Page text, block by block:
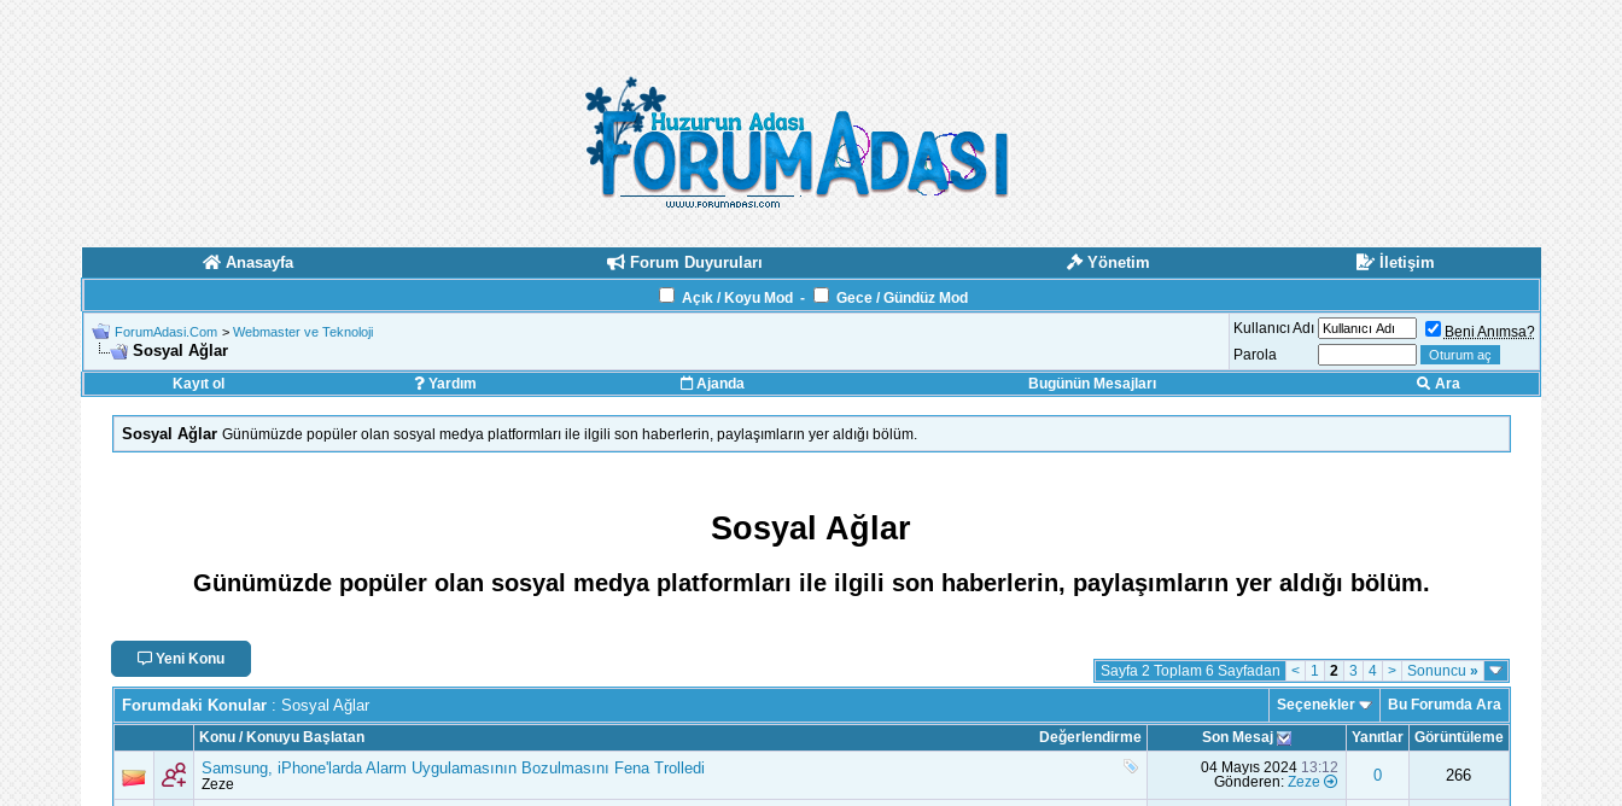
Anasayfa Forum Duyuruları Yönetim İletişim
Açık / Koyu Mod - Gece / Gündüz Mod
ForumAdasi.Com > Webmaster ve Teknoloji
Sosyal Ağlar
Kullanıcı Adı
Beni Anımsa?
Parola
Kayıt ol
Yardım Ajanda Bugünün Mesajları Ara
Sosyal Ağlar Günümüzde popüler olan sosyal medya platformları ile ilgili son haberlerin, paylaşımların yer aldığı bölüm.
Sosyal Ağlar
Günümüzde popüler olan sosyal medya platformları ile ilgili son haberlerin, paylaşımların yer aldığı bölüm.
Yeni Konu
Sayfa 2 Toplam 6 Sayfadan < 1 2 3 4 > Sonuncu»
Forumdaki Konular: Sosyal Ağlar Seçenekler Bu Forumda Ara
Değerlendirme
Konu/ Konuyu Başlatan Son Mesaj Yanıtlar Görüntüleme
Samsung, iPhone'larda Alarm Uygulamasının Bozulmasını Fena Trolledi
Zeze
04 Mayıs 2024 13:12
Gönderen: Zeze 0 266